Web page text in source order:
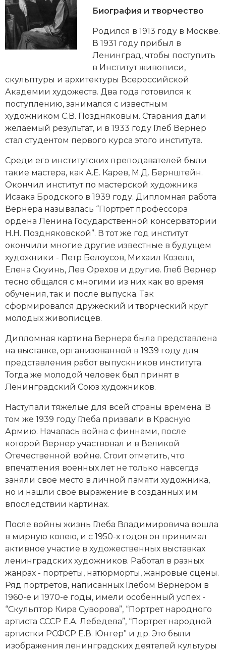
Генеалогия, геральдика
Государство и право
Европа
Историческая география и топонимика
История материальной и духовной культуры
История, философия, теория и методология
исторического знания
Итория международных отношений
Латинская Америка
Новая история
Новейшая история
Нумизматика
Образование
Политическая история
Революции и народные движения
Религия и церковь
Россия
Северная Америка
Социально-экономическая история
Специальные исторические дисциплины
СССР
Южная Америка
Биография и творчество
Родился в 1913 году в Москве.
В 1931 году прибыл в
Ленинград, чтобы поступить
в Институт живописи,
скульптуры и архитектуры Всероссийской
Академии художеств. Два года готовился к
поступлению, занимался с известным
художником С.В. Поздняковым. Старания дали
желаемый результат, и в 1933 году Глеб Вернер
стал студентом первого курса этого института.
Среди его институтских преподавателей были
такие мастера, как А.Е. Карев, М.Д. Бернштейн.
Окончил институт по мастерской художника
Исаака Бродского в 1939 году. Дипломная работа
Вернера называлась “Портрет профессора
ордена Ленина Государственной консерватории
Н.Н. Поздняковской”. В тот же год институт
окончили многие другие известные в будущем
художники - Петр Белоусов, Михаил Козелл,
Елена Скуинь, Лев Орехов и другие. Глеб Вернер
тесно общался с многими из них как во время
обучения, так и после выпуска. Так
сформировался дружеский и творческий круг
молодых живописцев.
Дипломная картина Вернера была представлена
на выставке, организованной в 1939 году для
представления работ выпускников института.
Тогда же молодой человек был принят в
Ленинградский Союз художников.
Наступали тяжелые для всей страны времена. В
том же 1939 году Глеба призвали в Красную
Армию. Началась война с финнами, после
которой Вернер участвовал и в Великой
Отечественной войне. Стоит отметить, что
впечатления военных лет не только навсегда
заняли свое место в личной памяти художника,
но и нашли свое выражение в созданных им
впоследствии картинах.
После войны жизнь Глеба Владимировича вошла
в мирную колею, и с 1950-х годов он принимал
активное участие в художественных выставках
ленинградских художников. Работал в разных
жанрах - портреты, натюрморты, жанровые сцены.
Ряд портретов, написанных Глебом Вернером в
1960-е и 1970-е годы, имели особенный успех -
“Скульптор Кира Суворова”, “Портрет народного
артиста СССР Е.А. Лебедева”, “Портрет народной
артистки РСФСР Е.В. Юнгер” и др. Это были
изображения ленинградских деятелей культуры